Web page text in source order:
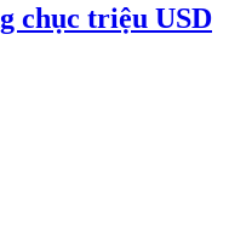
chục triệu USD